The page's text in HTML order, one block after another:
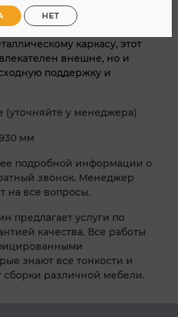
вещи прямо под
независимому пружинному
каркасу, этот
внешне, но и
поддержку и
(уточняйте у менеджера)
мм
подробной информации о
звонок. Менеджер
на все вопросы.
предлагает услуги по
качества. Все работы
знают все тонкости и
различной мебели.
НЕТ